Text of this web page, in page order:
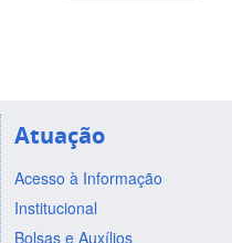
Atuação
Acesso à Informação
Institucional
Bolsas e Auxílios